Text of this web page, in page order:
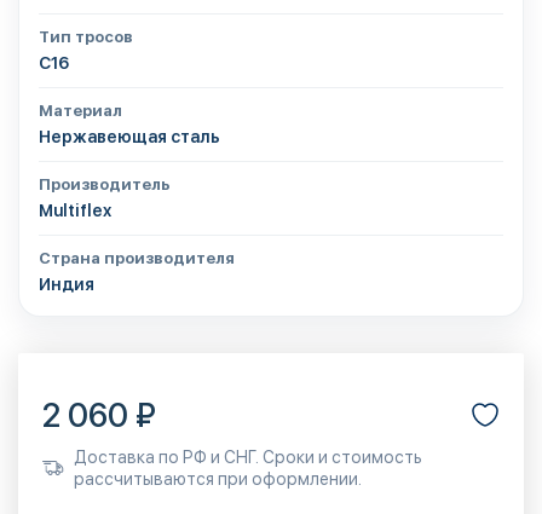
Тип тросов
С16
Материал
Нержавеющая сталь
Производитель
Multiflex
Страна производителя
Индия
2 060 ₽
Доставка по РФ и СНГ. Сроки и стоимость
рассчитываются при оформлении.